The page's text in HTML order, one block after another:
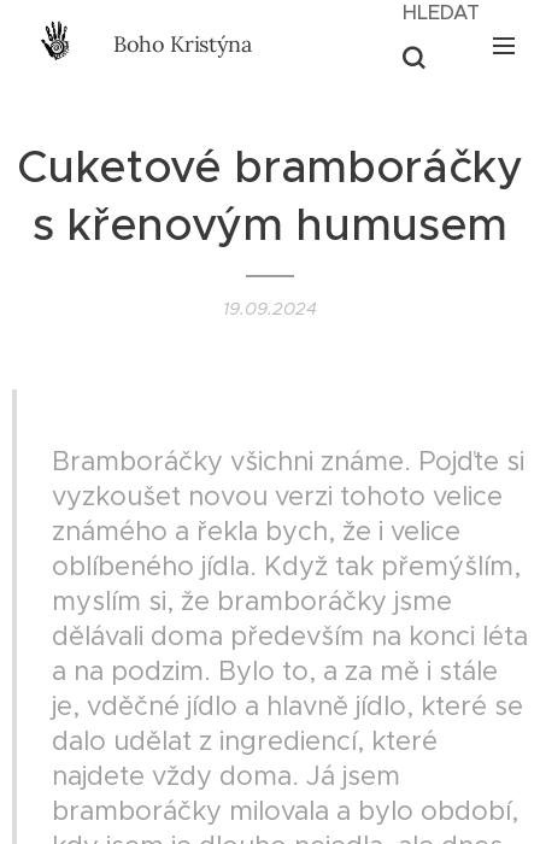
Boho Kristýna
HLEDAT
Cuketové bramboráčky
s křenovým humusem
19.09.2024
Bramboráčky všichni známe. Pojďte si
vyzkoušet novou verzi tohoto velice
známého a řekla bych, že i velice
oblíbeného jídla. Když tak přemýšlím,
myslím si, že bramboráčky jsme
dělávali doma především na konci léta
a na podzim. Bylo to, a za mě i stále
je, vděčné jídlo a hlavně jídlo, které se
dalo udělat z ingrediencí, které
najdete vždy doma. Já jsem
bramboráčky milovala a bylo období,